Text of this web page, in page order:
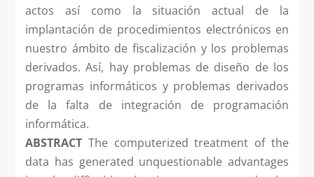
actos así como la situación actual de la
implantación de procedimientos electrónicos en
nuestro ámbito de fiscalización y los problemas
derivados. Así, hay problemas de diseño de los
programas informáticos y problemas derivados
de la falta de integración de programación
informática.
ABSTRACT The computerized treatment of the
data has generated unquestionable advantages